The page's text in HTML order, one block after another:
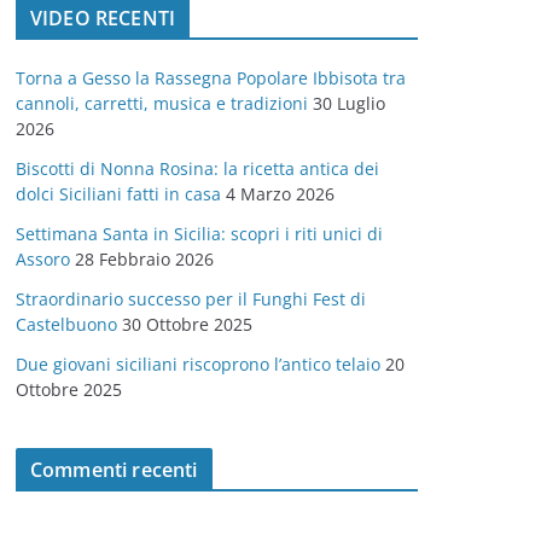
o
r
e
VIDEO RECENTI
Torna a Gesso la Rassegna Popolare Ibbisota tra
cannoli, carretti, musica e tradizioni 30 Luglio
2026
Biscotti di Nonna Rosina: la ricetta antica dei
dolci Siciliani fatti in casa 4 Marzo 2026
Settimana Santa in Sicilia: scopri i riti unici di
Assoro 28 Febbraio 2026
Straordinario successo per il Funghi Fest di
Castelbuono 30 Ottobre 2025
Due giovani siciliani riscoprono l’antico telaio 20
Ottobre 2025
Commenti recenti